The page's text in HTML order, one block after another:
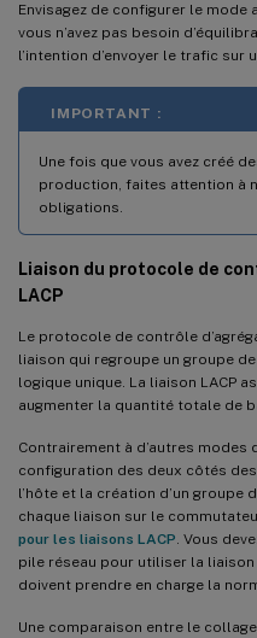
Envisagez de configurer le
vous n’avez pas besoin
l’intention d’envoyer le trafic sur
IMPORTANT :
Une fois que vous avez créé
production, faites attention à
obligations.
Liaison du protocole de
LACP
Le protocole de contrôle
liaison qui regroupe un groupe
logique unique. La liaison LACP
augmenter la quantité totale de
Contrairement à d’autres modes
configuration des deux côtés
l’hôte et la création d’un groupe
chaque liaison sur le
pour les liaisons LACP. Vous
pile réseau pour utiliser la liaison
doivent prendre en charge la
Une comparaison entre le